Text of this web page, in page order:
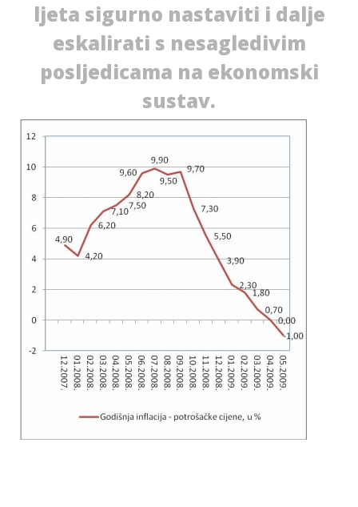
ljeta sigurno nastaviti i dalje
eskalirati s nesagledivim
posljedicama na ekonomski
sustav.